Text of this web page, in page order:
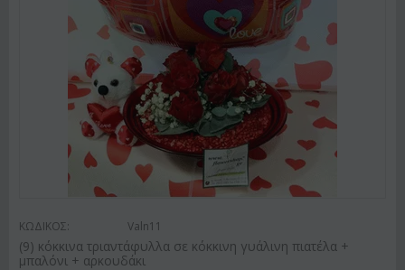
ΚΩΔΙΚΟΣ: Valn11
(9) κόκκινα τριαντάφυλλα σε κόκκινη γυάλινη πιατέλα +
μπαλόνι + αρκουδάκι